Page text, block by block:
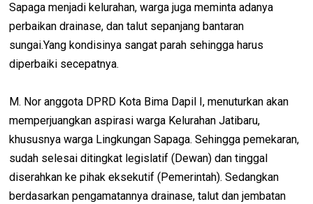
Sapaga menjadi kelurahan, warga juga meminta adanya
perbaikan drainase, dan talut sepanjang bantaran
sungai.Yang kondisinya sangat parah sehingga harus
diperbaiki secepatnya.
M. Nor anggota DPRD Kota Bima Dapil I, menuturkan akan
memperjuangkan aspirasi warga Kelurahan Jatibaru,
khususnya warga Lingkungan Sapaga. Sehingga pemekaran,
sudah selesai ditingkat legislatif (Dewan) dan tinggal
diserahkan ke pihak eksekutif (Pemerintah). Sedangkan
berdasarkan pengamatannya drainase, talut dan jembatan